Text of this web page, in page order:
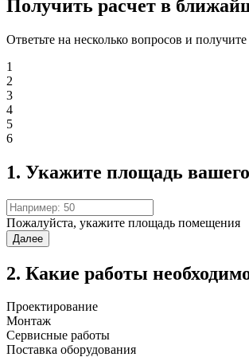
Получить расчет в
Ответьте на несколько вопросов и
1
2
3
4
5
6
1. Укажите площадь
Пожалуйста, укажите площадь помещения
Далее
2. Какие работы
Проектирование
Монтаж
Сервисные работы
Поставка оборудования